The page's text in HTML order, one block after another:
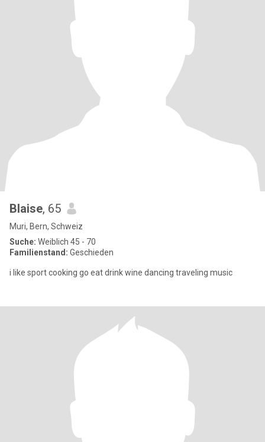
Blaise, 65
Muri, Bern, Schweiz
Suche: Weiblich 45 - 70
Familienstand: Geschieden
i like sport cooking go eat drink wine dancing traveling music